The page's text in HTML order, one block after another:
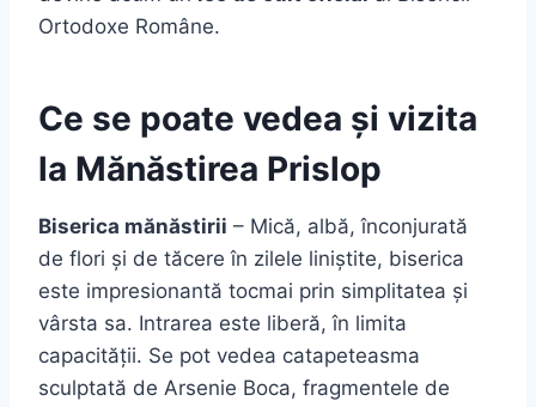
Ortodoxe Române.
Ce se poate vedea și vizita
la Mănăstirea Prislop
Biserica mănăstirii – Mică, albă, înconjurată
de flori și de tăcere în zilele liniștite, biserica
este impresionantă tocmai prin simplitatea și
vârsta sa. Intrarea este liberă, în limita
capacității. Se pot vedea catapeteasma
sculptată de Arsenie Boca, fragmentele de